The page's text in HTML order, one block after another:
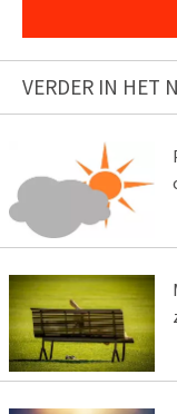
VERDER IN HET